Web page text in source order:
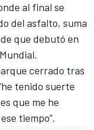
al final se
del asfalto, suma
que debutó en
cerrado tras
tenido suerte
que me he
tiempo”.